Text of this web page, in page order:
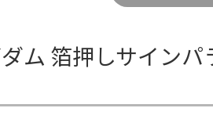
ム 箔押しサイン